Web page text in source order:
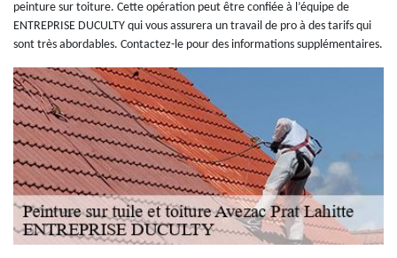
peinture sur toiture. Cette opération peut être confiée à l’équipe de
ENTREPRISE DUCULTY qui vous assurera un travail de pro à des tarifs qui
sont très abordables. Contactez-le pour des informations supplémentaires.